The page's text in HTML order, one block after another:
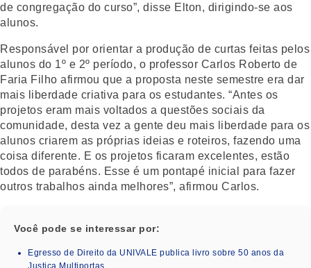
de congregação do curso”, disse Elton, dirigindo-se aos
alunos.
Responsável por orientar a produção de curtas feitas pelos
alunos do 1º e 2º período, o professor Carlos Roberto de
Faria Filho afirmou que a proposta neste semestre era dar
mais liberdade criativa para os estudantes. “Antes os
projetos eram mais voltados a questões sociais da
comunidade, desta vez a gente deu mais liberdade para os
alunos criarem as próprias ideias e roteiros, fazendo uma
coisa diferente. E os projetos ficaram excelentes, estão
todos de parabéns. Esse é um pontapé inicial para fazer
outros trabalhos ainda melhores”, afirmou Carlos.
Você pode se interessar por:
Egresso de Direito da UNIVALE publica livro sobre 50 anos da
Justiça Multiportas